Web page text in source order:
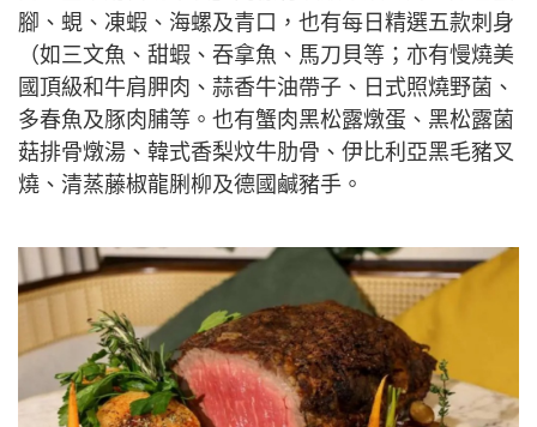
腳、蜆、凍蝦、海螺及青口，也有每日精選五款刺身
（如三文魚、甜蝦、吞拿魚、馬刀貝等；亦有慢燒美
國頂級和牛肩胛肉、蒜香牛油帶子、日式照燒野菌、
多春魚及豚肉脯等。也有蟹肉黑松露燉蛋、黑松露菌
菇排骨燉湯、韓式香梨炆牛肋骨、伊比利亞黑毛豬叉
燒、清蒸藤椒龍脷柳及德國鹹豬手。